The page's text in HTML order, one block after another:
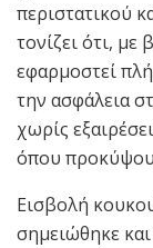
περιστατικού
τονίζει ότι,
εφαρμοστεί
την ασφάλεια
χωρίς
όπου
Εισβολή
σημειώθηκε